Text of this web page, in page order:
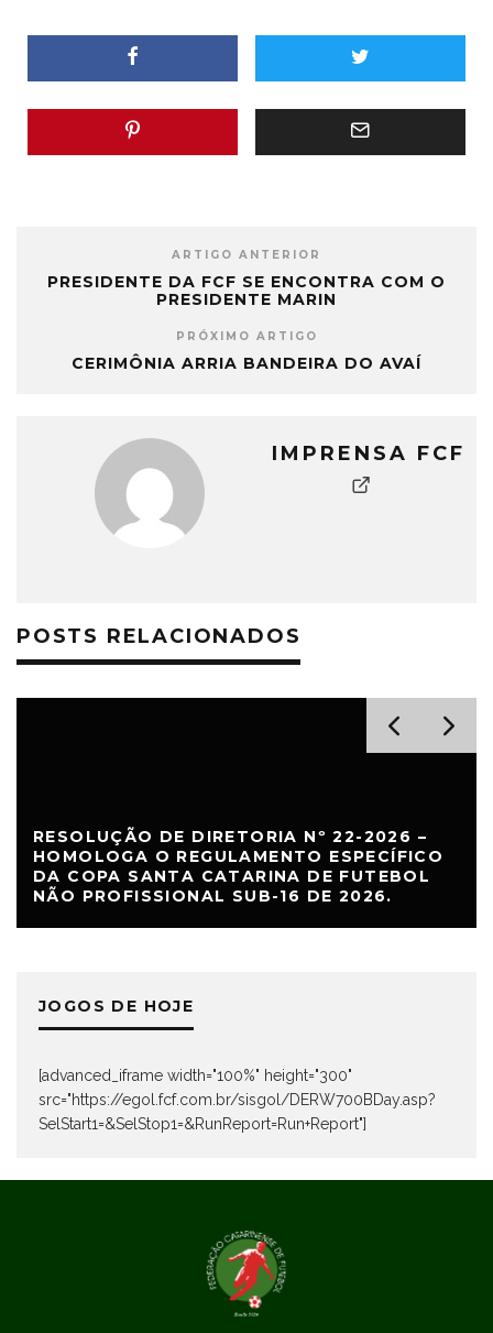
ARTIGO ANTERIOR
PRESIDENTE DA FCF SE ENCONTRA COM O
PRESIDENTE MARIN
PRÓXIMO ARTIGO
CERIMÔNIA ARRIA BANDEIRA DO AVAÍ
IMPRENSA FCF
POSTS RELACIONADOS
RESOLUÇÃO DE DIRETORIA Nº 22-2026 –
HOMOLOGA O REGULAMENTO ESPECÍFICO
DA COPA SANTA CATARINA DE FUTEBOL
NÃO PROFISSIONAL SUB-16 DE 2026.
JOGOS DE HOJE
[advanced_iframe width="100%" height="300"
src="https://egol.fcf.com.br/sisgol/DERW700BDay.asp?
SelStart1=&SelStop1=&RunReport=Run+Report"]